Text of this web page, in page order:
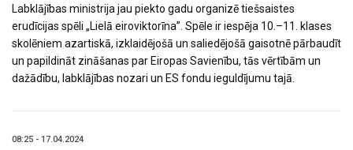
Labklājības ministrija jau piekto gadu organizē tiešsaistes
erudīcijas spēli „Lielā eiroviktorīna”. Spēle ir iespēja 10.–11. klases
skolēniem azartiskā, izklaidējošā un saliedējošā gaisotnē pārbaudīt
un papildināt zināšanas par Eiropas Savienību, tās vērtībām un
dažādību, labklājības nozari un ES fondu ieguldījumu tajā.
08:25 - 17.04.2024